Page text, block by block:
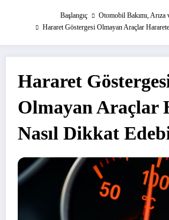
Başlangıç
Otomobil Bakımı, Arıza
Hararet Göstergesi Olmayan Araçlar
Hararet
Olmayan Araçlar
Nasıl Dikkat